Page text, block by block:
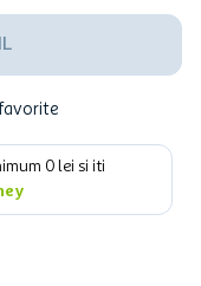
0 lei si iti